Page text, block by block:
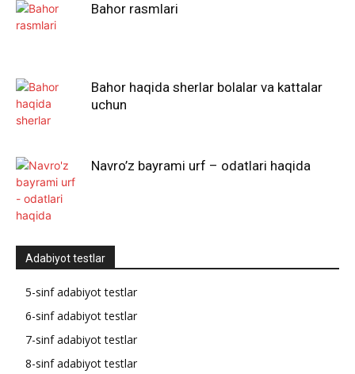
Bahor rasmlari
Bahor haqida sherlar bolalar va kattalar
uchun
Navro’z bayrami urf – odatlari haqida
Adabiyot testlar
5-sinf adabiyot testlar
6-sinf adabiyot testlar
7-sinf adabiyot testlar
8-sinf adabiyot testlar